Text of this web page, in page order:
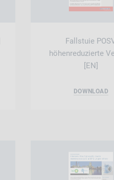
Fallstuie
höhenreduzierte
[EN]
DOWNLOAD